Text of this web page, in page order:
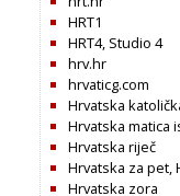
HRT1
HRT4, Studio 4
hrv.hr
hrvaticg.com
Hrvatska
Hrvatska matica
Hrvatska riječ
Hrvatska za pet,
Hrvatska zora